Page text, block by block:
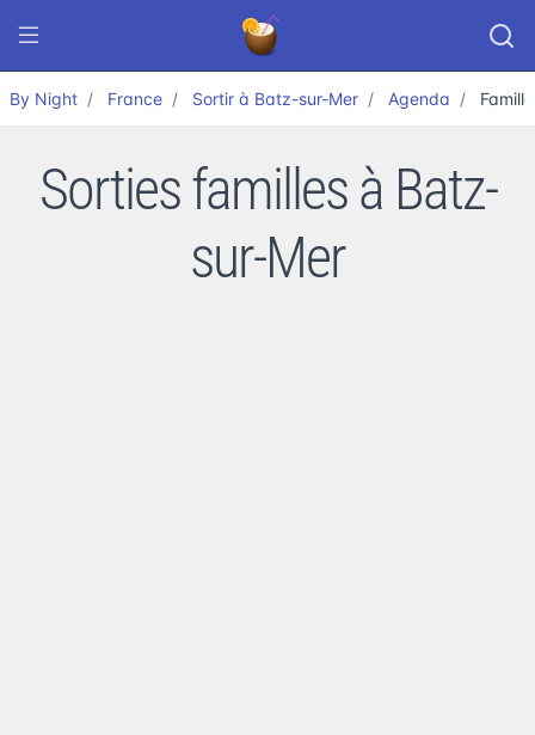
By Night France Sortir à Batz-sur-Mer Agenda Famille
Sorties familles à Batz-
sur-Mer